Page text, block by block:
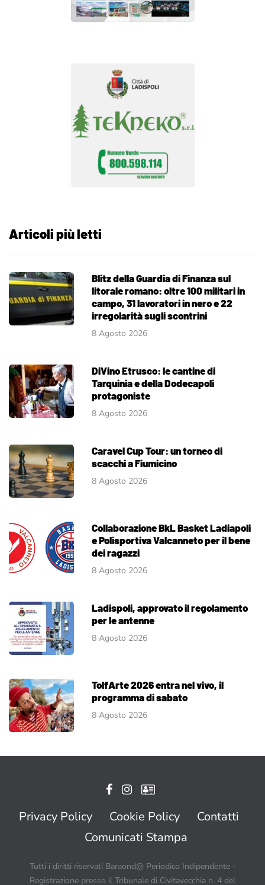
Articoli più letti
Blitz della Guardia di Finanza sul
litorale romano: oltre 100 militari in
campo, 31 lavoratori in nero e 22
irregolarità sugli scontrini
8 Agosto 2026
DiVino Etrusco: le cantine di
Tarquinia e della Dodecapoli
protagoniste
8 Agosto 2026
Caravel Cup Tour: un torneo di
scacchi a Fiumicino
8 Agosto 2026
Collaborazione BkL Basket Ladiapoli
e Polisportiva Valcanneto per il bene
dei ragazzi
8 Agosto 2026
Ladispoli, approvato il regolamento
per le antenne
8 Agosto 2026
TolfArte 2026 entra nel vivo, il
programma di sabato
8 Agosto 2026
Privacy Policy Cookie Policy
Contatti
Comunicati Stampa
Tutti i diritti riservati Baraond@ Periodico Indipendente -
Registrazione presso il Tribunale di Civitavecchia n. 4 del